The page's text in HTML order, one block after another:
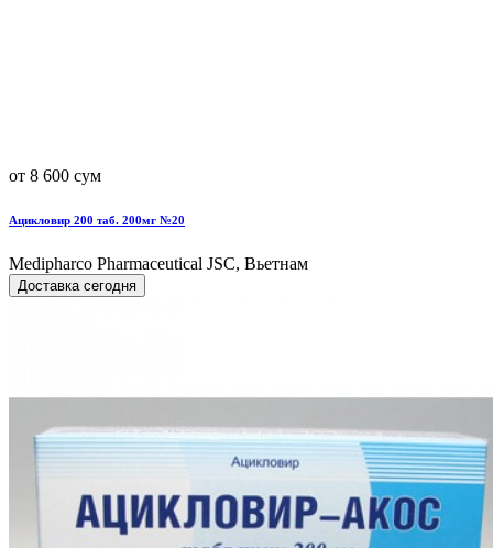
от 8 600 сум
Ацикловир 200 таб. 200мг №20
Medipharco Pharmaceutical JSC, Вьетнам
Доставка сегодня